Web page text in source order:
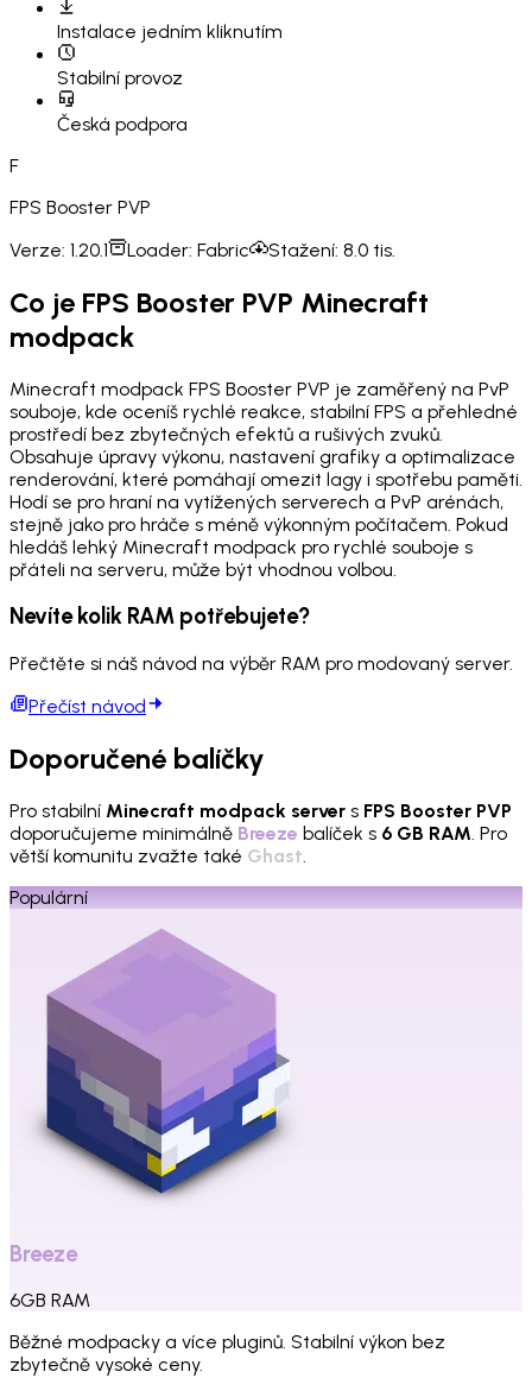
Instalace jedním kliknutím
Stabilní provoz
Česká podpora
F
FPS Booster PVP
Verze: 1.20.1 Loader: Fabric Stažení: 8.0 tis.
Co je FPS Booster PVP Minecraft
modpack
Minecraft modpack FPS Booster PVP je zaměřený na PvP
souboje, kde oceníš rychlé reakce, stabilní FPS a přehledné
prostředí bez zbytečných efektů a rušivých zvuků.
Obsahuje úpravy výkonu, nastavení grafiky a optimalizace
renderování, které pomáhají omezit lagy i spotřebu paměti.
Hodí se pro hraní na vytížených serverech a PvP arénách,
stejně jako pro hráče s méně výkonným počítačem. Pokud
hledáš lehký Minecraft modpack pro rychlé souboje s
přáteli na serveru, může být vhodnou volbou.
Nevíte kolik RAM potřebujete?
Přečtěte si náš návod na výběr RAM pro modovaný server.
Přečíst návod
Doporučené balíčky
Pro stabilní Minecraft modpack server s FPS Booster PVP
doporučujeme minimálně Breeze balíček s 6 GB RAM. Pro
větší komunitu zvažte také Ghast.
Populární
Breeze
6GB RAM
Běžné modpacky a více pluginů. Stabilní výkon bez
zbytečně vysoké ceny.